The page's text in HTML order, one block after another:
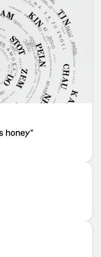
honey“